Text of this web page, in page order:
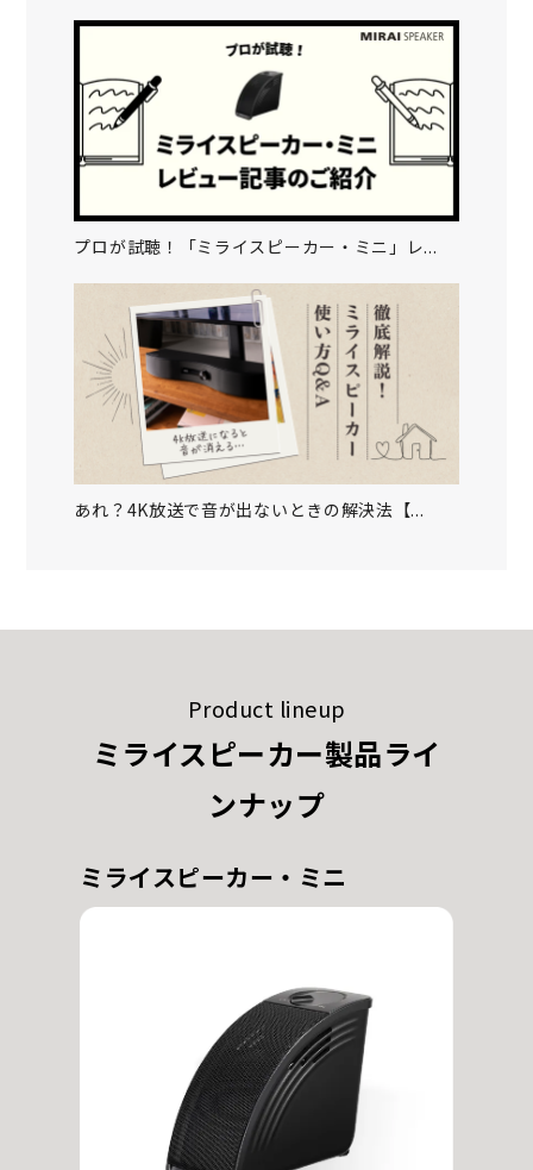
プロが試聴！「ミライスピーカー・ミニ」レ...
あれ？4K放送で音が出ないときの解決法【...
Product lineup
ミライスピーカー製品ライ
ンナップ
ミライスピーカー・ミニ